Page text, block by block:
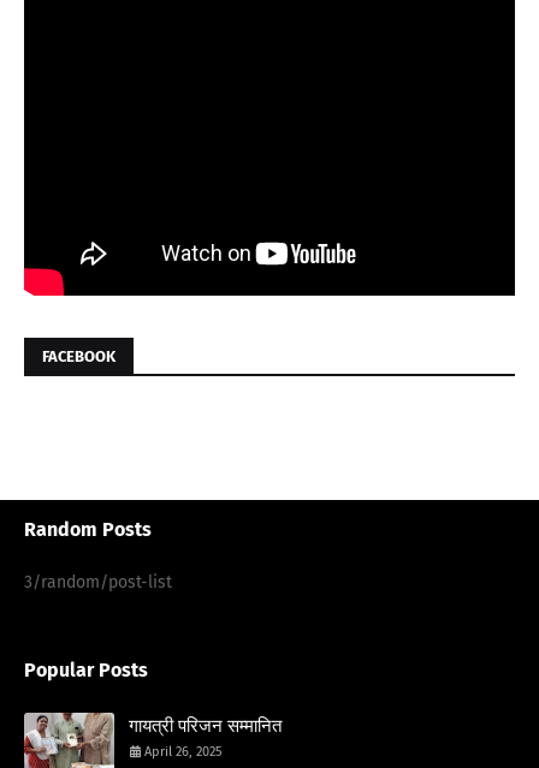
FACEBOOK
Random Posts
3/random/post-list
Popular Posts
गायत्री परिजन सम्मानित
April 26, 2025